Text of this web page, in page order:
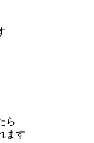
ら
ます